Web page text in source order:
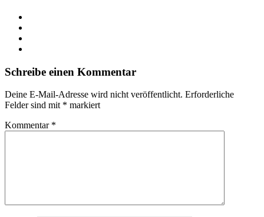
Schreibe einen Kommentar
Deine E-Mail-Adresse wird nicht veröffentlicht. Erforderliche
Felder sind mit * markiert
Kommentar *